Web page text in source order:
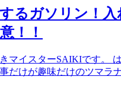
るガソリン！入
！！
マイスターSAIKIです。
だけが趣味だけのツマラ